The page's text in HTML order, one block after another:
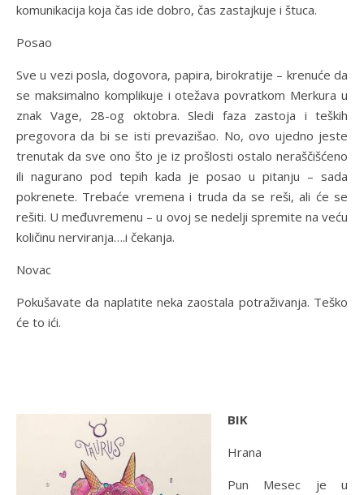
komunikacija koja čas ide dobro, čas zastajkuje i štuca.
Posao
Sve u vezi posla, dogovora, papira, birokratije – krenuće da
se maksimalno komplikuje i otežava povratkom Merkura u
znak Vage, 28-og oktobra. Sledi faza zastoja i teških
pregovora da bi se isti prevazišao. No, ovo ujedno jeste
trenutak da sve ono što je iz prošlosti ostalo neraščišćeno
ili nagurano pod tepih kada je posao u pitanju – sada
pokrenete. Trebaće vremena i truda da se reši, ali će se
rešiti. U međuvremenu – u ovoj se nedelji spremite na veću
količinu nerviranja….i čekanja.
Novac
Pokušavate da naplatite neka zaostala potraživanja. Teško
će to ići.
BIK
Hrana
Pun Mesec je u